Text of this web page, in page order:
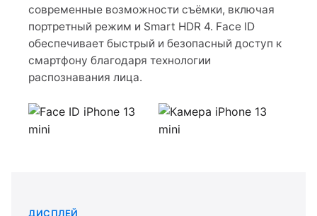
современные возможности съёмки, включая
портретный режим и Smart HDR 4. Face ID
обеспечивает быстрый и безопасный доступ к
смартфону благодаря технологии
распознавания лица.
ДИСПЛЕЙ